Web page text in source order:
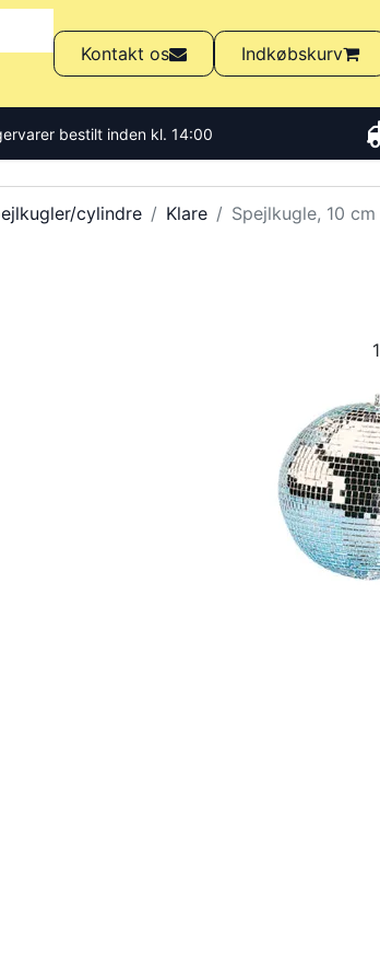
Kontakt os Indkøbskurv
bestilt inden kl. 14:00
cylindre Klare Spejlkugle, 10 cm